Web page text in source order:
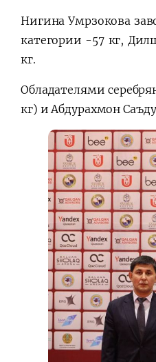
Нигина Умрзокова
категории -57 кг,
кг.
Обладателями
кг) и Абдурахмон